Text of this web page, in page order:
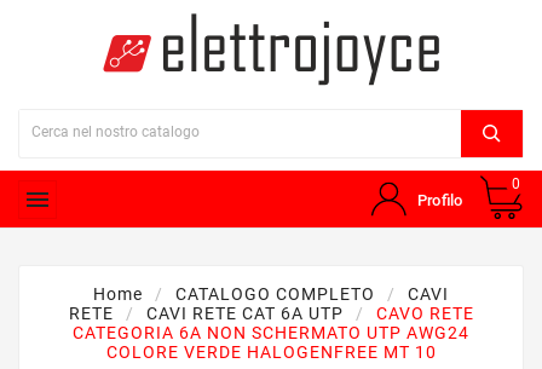
 Profilo
0
Home CATALOGO COMPLETO
CAVI
RETE
CAVI RETE CAT 6A UTP
CAVO RETE
CATEGORIA 6A NON SCHERMATO UTP AWG24
COLORE VERDE HALOGENFREE MT 10